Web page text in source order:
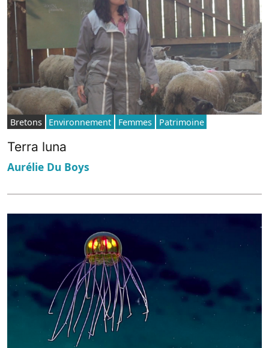
Bretons Environnement Femmes Patrimoine
Terra luna
Aurélie Du Boys